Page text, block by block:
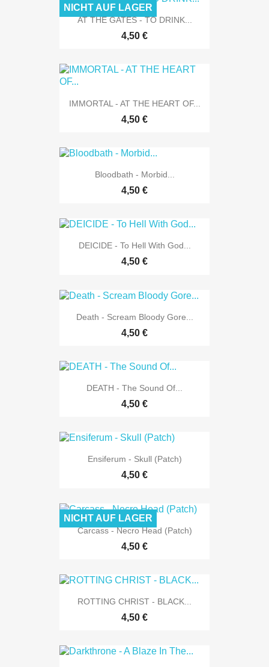
AT THE GATES - TO DRINK...
4,50 €
NICHT AUF LAGER
IMMORTAL - AT THE HEART OF...
4,50 €
Bloodbath - Morbid...
4,50 €
DEICIDE - To Hell With God...
4,50 €
Death - Scream Bloody Gore...
4,50 €
DEATH - The Sound Of...
4,50 €
Ensiferum - Skull (Patch)
4,50 €
Carcass - Necro Head (Patch)
4,50 €
NICHT AUF LAGER
ROTTING CHRIST - BLACK...
4,50 €